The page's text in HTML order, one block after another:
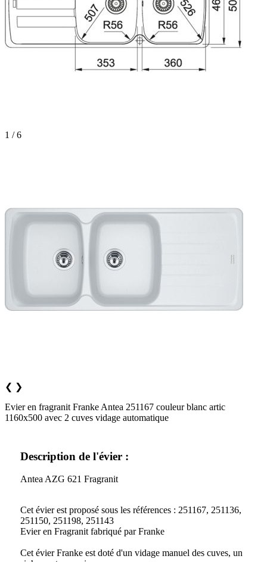
1 / 6
❮ ❯
Evier en fragranit Franke Antea 251167 couleur blanc artic
1160x500 avec 2 cuves vidage automatique
Description de l'évier :
Antea AZG 621 Fragranit
Cet évier est proposé sous les références : 251167, 251136,
251150, 251198, 251143
Evier en Fragranit fabriqué par Franke
Cet évier Franke est doté d'un vidage manuel des cuves, un